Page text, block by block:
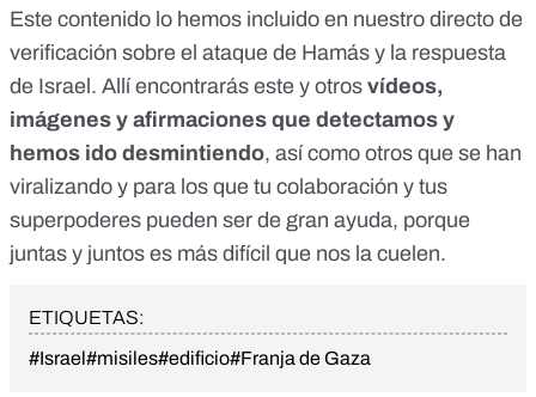
Este contenido lo hemos incluido en nuestro directo de
verificación sobre el ataque de Hamás y la respuesta
de Israel. Allí encontrarás este y otros vídeos,
imágenes y afirmaciones que detectamos y
hemos ido desmintiendo, así como otros que se han
viralizando y para los que tu colaboración y tus
superpoderes pueden ser de gran ayuda, porque
juntas y juntos es más difícil que nos la cuelen.
ETIQUETAS:
#Israel#misiles#edificio#Franja de Gaza